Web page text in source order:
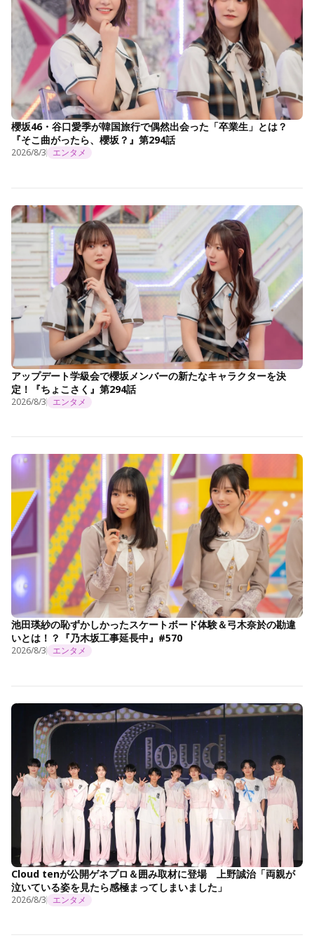
櫻坂46・谷口愛季が韓国旅行で偶然出会った「卒業生」とは？
『そこ曲がったら、櫻坂？』第294話
2026/8/3 エンタメ
アップデート学級会で櫻坂メンバーの新たなキャラクターを決
定！『ちょこさく』第294話
2026/8/3 エンタメ
池田瑛紗の恥ずかしかったスケートボード体験＆弓木奈於の勘違
いとは！？『乃木坂工事延長中』#570
2026/8/3 エンタメ
Cloud tenが公開ゲネプロ＆囲み取材に登場 上野誠治「両親が
泣いている姿を見たら感極まってしまいました」
2026/8/3 エンタメ